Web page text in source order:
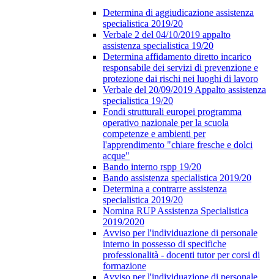
Determina di aggiudicazione assistenza
specialistica 2019/20
Verbale 2 del 04/10/2019 appalto
assistenza specialistica 19/20
Determina affidamento diretto incarico
responsabile dei servizi di prevenzione e
protezione dai rischi nei luoghi di lavoro
Verbale del 20/09/2019 Appalto assistenza
specialistica 19/20
Fondi strutturali europei programma
operativo nazionale per la scuola
competenze e ambienti per
l'apprendimento "chiare fresche e dolci
acque"
Bando interno rspp 19/20
Bando assistenza specialistica 2019/20
Determina a contrarre assistenza
specialistica 2019/20
Nomina RUP Assistenza Specialistica
2019/2020
Avviso per l'individuazione di personale
interno in possesso di specifiche
professionalità - docenti tutor per corsi di
formazione